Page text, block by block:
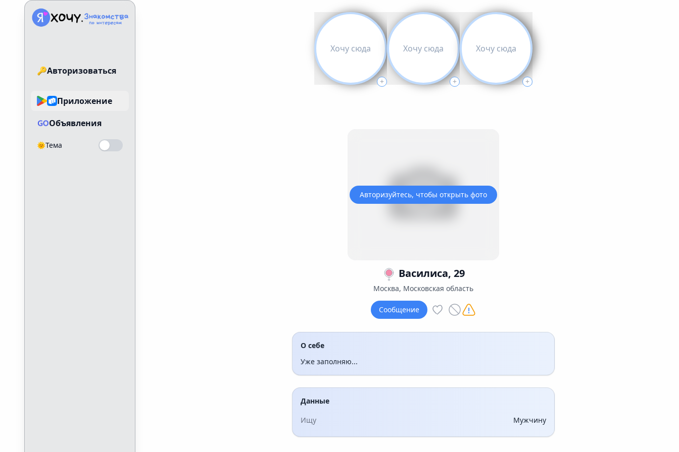
Знакомства по интересам
🔑Авторизоваться
Приложение
Объявления
🌞Тема
Хочу сюда
+
Хочу сюда
+
Хочу сюда
+
Авторизуйтесь, чтобы открыть фото
Василиса, 29
Москва, Московская область
Сообщение
О себе
Уже заполняю...
Данные
Ищу
Мужчину